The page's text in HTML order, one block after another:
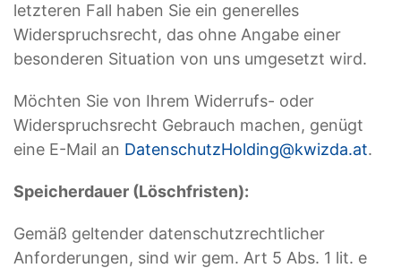
letzteren Fall haben Sie ein generelles
Widerspruchsrecht, das ohne Angabe einer
besonderen Situation von uns umgesetzt wird.
Möchten Sie von Ihrem Widerrufs- oder
Widerspruchsrecht Gebrauch machen, genügt
eine E-Mail an DatenschutzHolding@kwizda.at.
Speicherdauer (Löschfristen):
Gemäß geltender datenschutzrechtlicher
Anforderungen, sind wir gem. Art 5 Abs. 1 lit. e